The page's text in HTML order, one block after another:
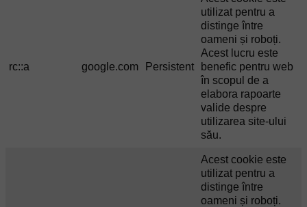
rc::a google.com Persistent
utilizat pentru a
distinge între
oameni și roboți.
Acest lucru este
benefic pentru web
în scopul de a
elabora rapoarte
valide despre
utilizarea site-ului
său.
Acest cookie este
utilizat pentru a
distinge între
oameni și roboți.